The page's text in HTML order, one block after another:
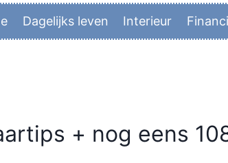
Dagelijks leven Interieur
+ nog eens